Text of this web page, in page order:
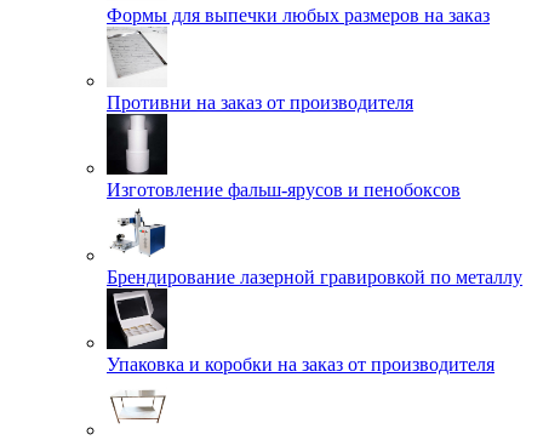
Формы для выпечки любых размеров на заказ
Противни на заказ от производителя
Изготовление фальш-ярусов и пенобоксов
Брендирование лазерной гравировкой по металлу
Упаковка и коробки на заказ от производителя